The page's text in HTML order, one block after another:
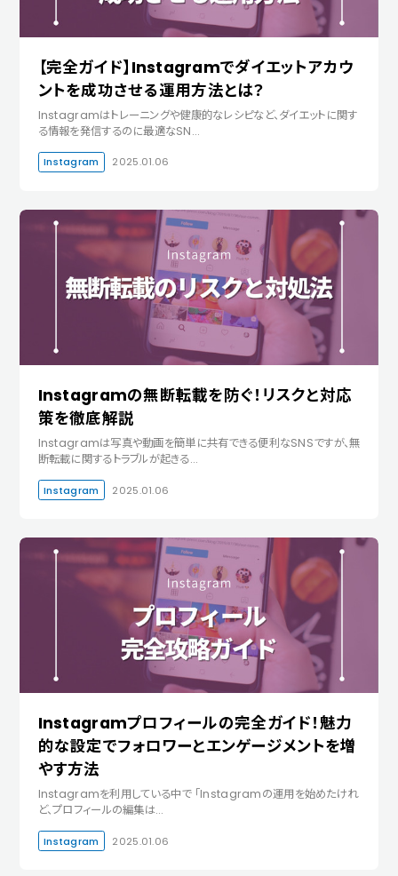
【完全ガイド】Instagramでダイエットアカウ
ントを成功させる運用方法とは？
Instagramはトレーニングや健康的なレシピなど、ダイエットに関す
る情報を発信するのに最適なSN…
Instagram 2025.01.06
Instagramの無断転載を防ぐ！リスクと対応
策を徹底解説
Instagramは写真や動画を簡単に共有できる便利なSNSですが、無
断転載に関するトラブルが起きる…
Instagram 2025.01.06
Instagramプロフィールの完全ガイド！魅力
的な設定でフォロワーとエンゲージメントを増
やす方法
Instagramを利用している中で 「Instagramの運用を始めたけれ
ど、プロフィールの編集は…
Instagram 2025.01.06